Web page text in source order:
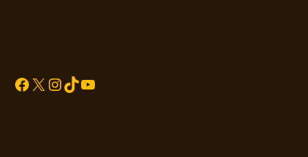
Facebook X InstagramTikTok YouTube